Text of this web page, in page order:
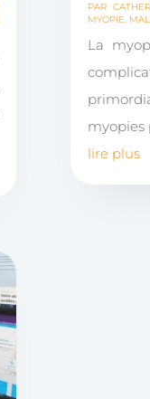
PAR
MYOPIE,
La
myopies
lire plus